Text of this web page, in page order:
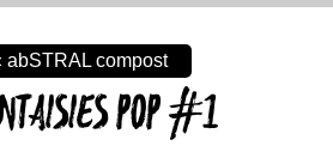
POP #1
abSTRAL compost